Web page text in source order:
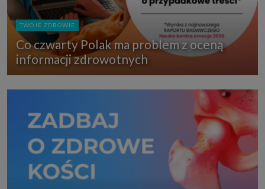
TWOJE ZDROWIE
Co czwarty Polak ma problem z oceną
informacji zdrowotnych